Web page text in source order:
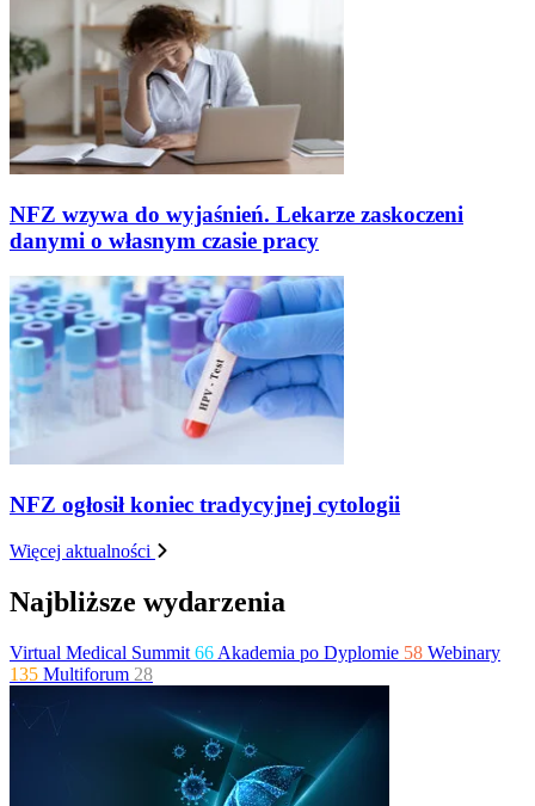
NFZ wzywa do wyjaśnień. Lekarze zaskoczeni
danymi o własnym czasie pracy
NFZ ogłosił koniec tradycyjnej cytologii
Więcej aktualności
Najbliższe wydarzenia
Virtual Medical Summit 66 Akademia po Dyplomie 58 Webinary
135 Multiforum 28